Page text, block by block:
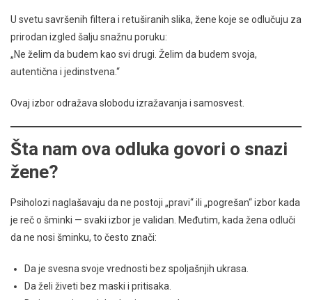
U svetu savršenih filtera i retuširanih slika, žene koje se odlučuju za
prirodan izgled šalju snažnu poruku:
„Ne želim da budem kao svi drugi. Želim da budem svoja,
autentična i jedinstvena.“
Ovaj izbor odražava slobodu izražavanja i samosvest.
Šta nam ova odluka govori o snazi
žene?
Psiholozi naglašavaju da ne postoji „pravi“ ili „pogrešan“ izbor kada
je reč o šminki — svaki izbor je validan. Međutim, kada žena odluči
da ne nosi šminku, to često znači:
Da je svesna svoje vrednosti bez spoljašnjih ukrasa.
Da želi živeti bez maski i pritisaka.